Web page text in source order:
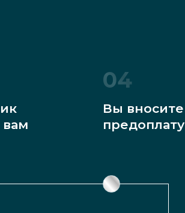
04
Вы вносите
предоплату